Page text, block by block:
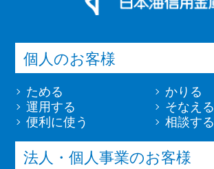
個人のお客様
ためる
かりる
運用する
そなえる
便利に使う
相談する
法人・個人事業のお客様